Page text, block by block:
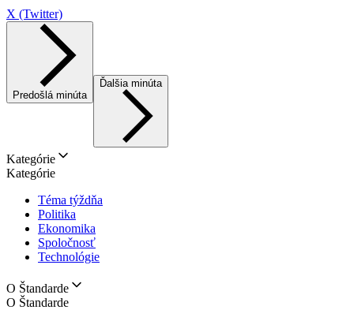
X (Twitter)
Predošlá minúta
Ďalšia minúta
Kategórie
Kategórie
Téma týždňa
Politika
Ekonomika
Spoločnosť
Technológie
O Štandarde
O Štandarde